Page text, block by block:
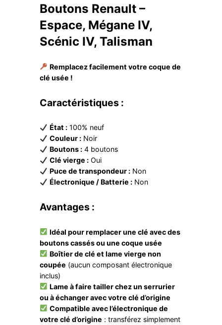
Boutons Renault –
Espace, Mégane IV,
Scénic IV, Talisman
Remplacez facilement votre coque de
clé usée !
Caractéristiques :
État : 100% neuf
Couleur : Noir
Boutons : 4 boutons
Clé vierge : Oui
Puce de transpondeur : Non
Électronique / Batterie : Non
Avantages :
Idéal pour remplacer une clé avec des
boutons cassés ou une coque usée
Boîtier de clé et lame vierge non
coupée (aucun composant électronique
inclus)
Lame à faire tailler chez un serrurier
ou à échanger avec votre clé d’origine
Compatible avec l’électronique de
votre clé d’origine : transférez simplement